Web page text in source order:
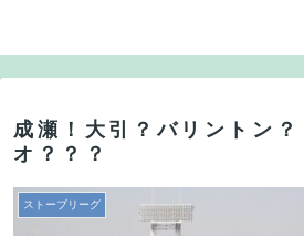
成瀬！大引？バリントン？
オ？？？
ストーブリーグ